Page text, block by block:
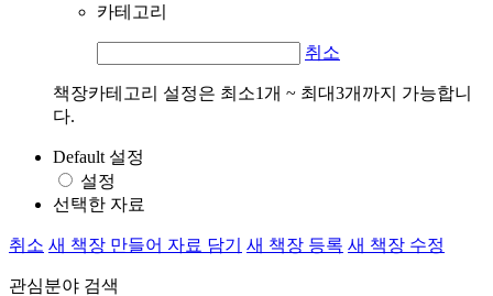
카테고리
취소
책장카테고리 설정은 최소1개 ~ 최대3개까지 가능합니
다.
Default 설정
설정
선택한 자료
취소 새 책장 만들어 자료 담기 새 책장 등록 새 책장 수정
관심분야 검색